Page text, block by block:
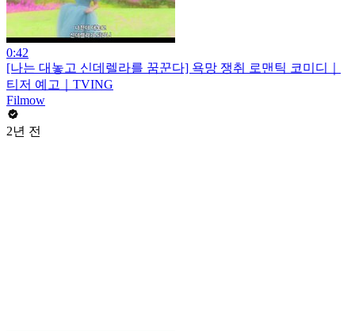
0:42
[나는 대놓고 신데렐라를 꿈꾼다] 욕망 쟁취 로맨틱 코미디｜
티저 예고｜TVING
Filmow
2년 전